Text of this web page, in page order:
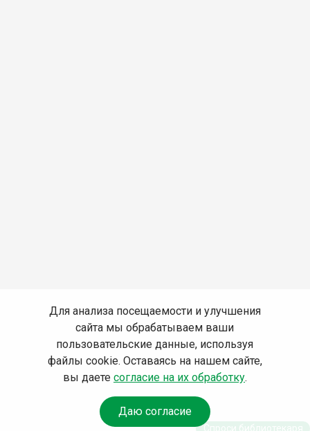
Для анализа посещаемости и улучшения
сайта мы обрабатываем ваши
пользовательские данные, используя
файлы cookie. Оставаясь на нашем сайте,
вы даете согласие на их обработку.
Даю согласие
Спроси библиотекаря